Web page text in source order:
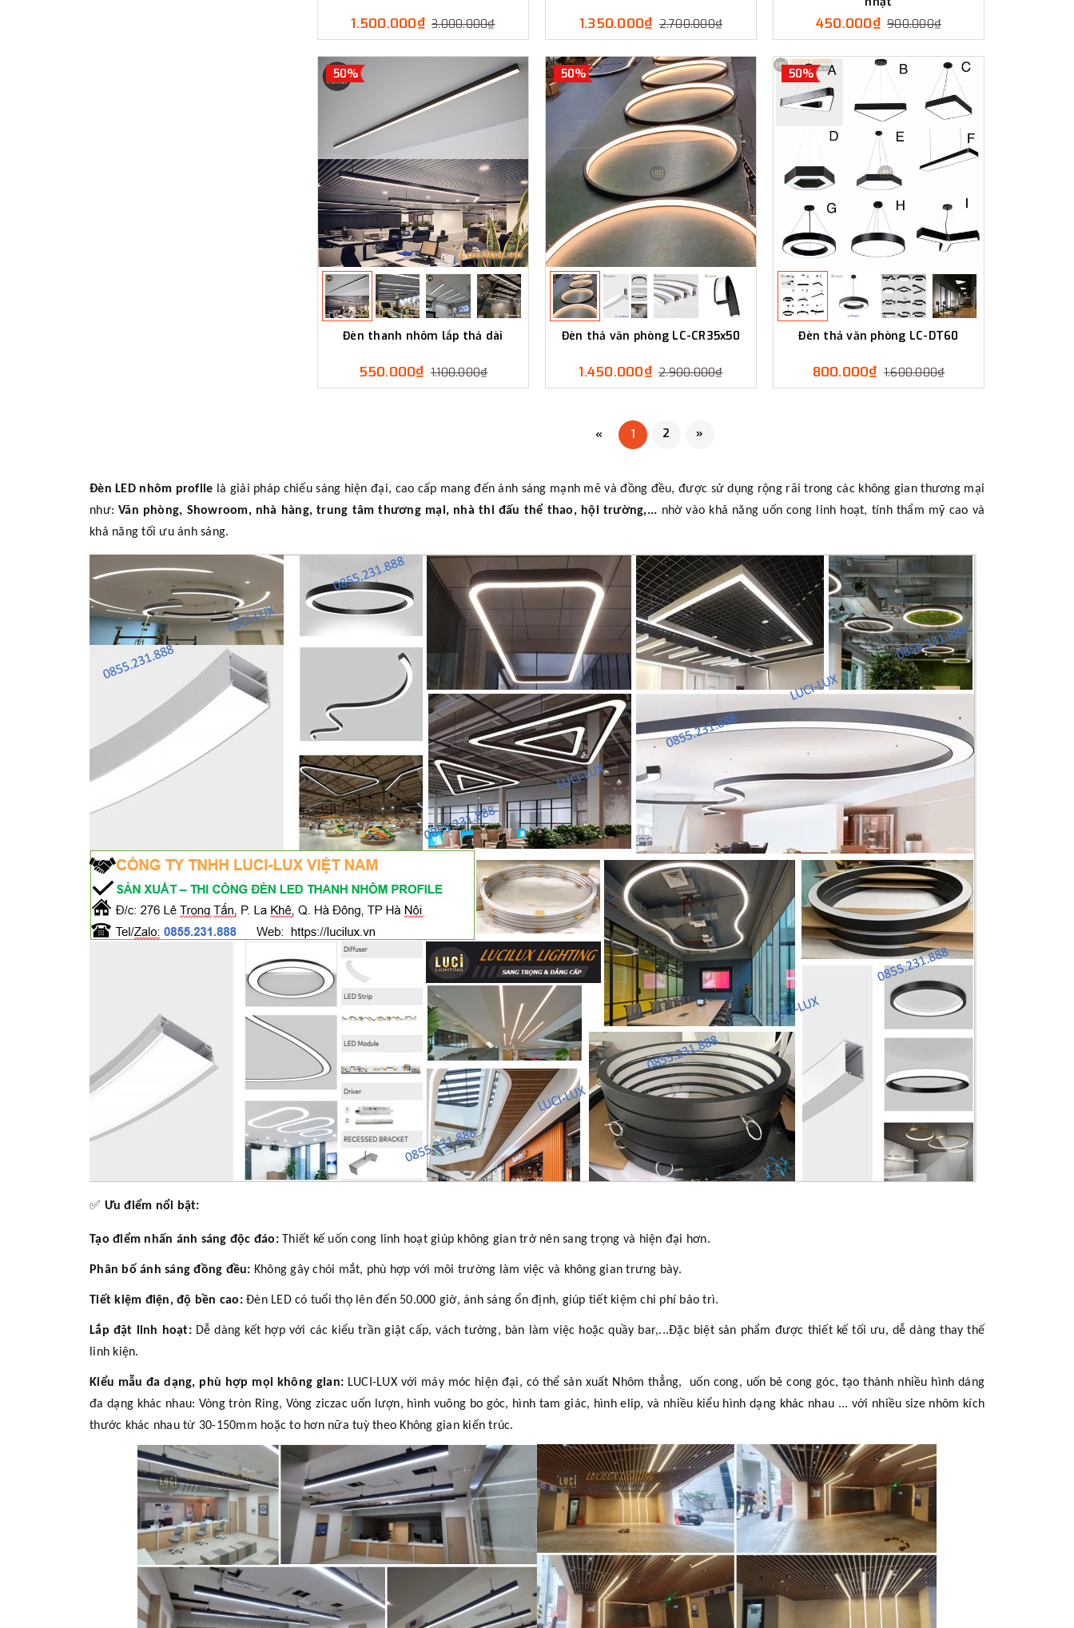
1.500.000₫ 3.000.000₫ 1.350.000₫ 2.700.000₫ 450.000₫ 900.000₫
50%
Đèn thanh nhôm lắp thả dài
550.000₫ 1.100.000₫
50%
Đèn thả văn phòng LC-CR35x50
1.450.000₫ 2.900.000₫
50%
Đèn thả văn phòng LC-DT60
800.000₫ 1.600.000₫
« 1 2 »
Đèn LED nhôm profile là giải pháp chiếu sáng hiện đại, cao cấp mang đến ánh sáng mạnh mẽ và đồng đều, được sử dụng rộng rãi trong các không gian thương mại
như:Văn phòng, Showroom, nhà hàng, trung tâm thương mại, nhà thi đấu thể thao, hội trường,... nhờ vào khả năng uốn cong linh hoạt, tính thẩm mỹ cao và
khả năng tối ưu ánh sáng.
✅ Ưu điểm nổi bật:
Tạo điểm nhấn ánh sáng độc đáo:Thiết kế uốn cong linh hoạt giúp không gian trở nên sang trọng và hiện đại hơn.
Phân bố ánh sáng đồng đều: Không gây chói mắt, phù hợp với môi trường làm việc và không gian trưng bày.
Tiết kiệm điện, độ bền cao:Đèn LED có tuổi thọ lên đến 50.000 giờ, ánh sáng ổn định, giúp tiết kiệm chi phí bảo trì.
Lắp đặt linh hoạt:Dễ dàng kết hợp với các kiểu trần giật cấp, vách tường, bàn làm việc hoặc quầy bar,...Đặc biệt sản phẩm được thiết kế tối ưu, dễ dàng thay thế
linh kiện.
Kiểu mẫu đa dạng, phù hợp mọi không gian: LUCI-LUX với máy móc hiện đại, có thể sản xuất Nhôm thẳng, uốn cong, uốn bẻ cong góc, tạo thành nhiều hình dáng
đa dạng khác nhau: Vòng tròn Ring, Vòng ziczac uốn lượn, hình vuông bo góc, hình tam giác, hình elip, và nhiều kiểu hình dạng khác nhau ... với nhiều size nhôm kích
thước khác nhau từ 30-150mm hoặc to hơn nữa tuỳ theo Không gian kiến trúc.